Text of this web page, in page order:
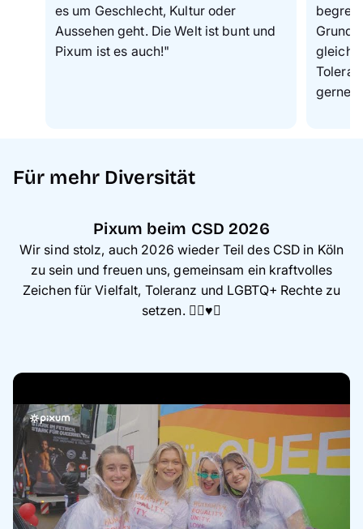
es um Geschlecht, Kultur oder
Aussehen geht. Die Welt ist bunt und
Pixum ist es auch!"
gerne
Für mehr Diversität
Pixum beim CSD 2026
Wir sind stolz, auch 2026 wieder Teil des CSD in Köln
zu sein und freuen uns, gemeinsam ein kraftvolles
Zeichen für Vielfalt, Toleranz und LGBTQ+ Rechte zu
setzen. 🏳️‍🌈♥️✨